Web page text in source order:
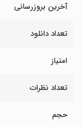
آخرین بروزرسانی
تعداد دانلود
امتیاز
تعداد نظرات
حجم